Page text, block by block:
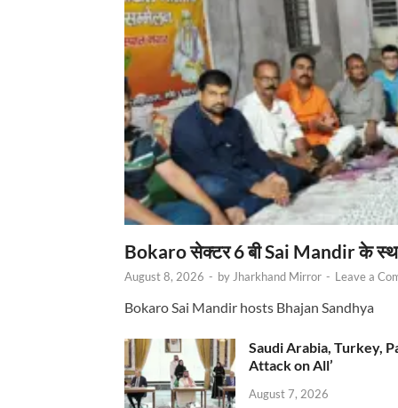
Bokaro सेक्टर 6 बी Sai Mandir के
August 8, 2026 - by Jharkhand Mirror - Leave a
Bokaro Sai Mandir hosts Bhajan Sandhya
Saudi Arabia, Turkey,
Attack on All’
August 7, 2026